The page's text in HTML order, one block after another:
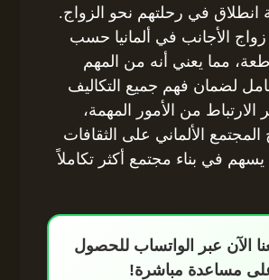
انطلاق في رحلتهم نحو الزواج.
الأجانب في ألمانيا حسب
مما يعني أنه من المهم
لضمان فهم جميع التكاليف
الارتباط من الأمور المهمة،
الألماني على الثقافات
يسهم في بناء مجتمع أكثر تكاملاً
الآن عبر الواتساب للحصول
مساعدة مباشرة!